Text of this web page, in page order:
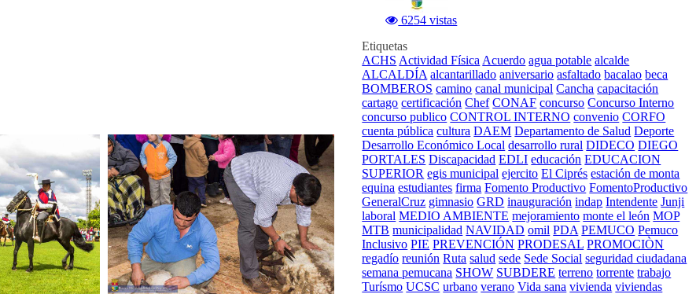
6254 vistas
Etiquetas
ACHS Actividad Física Acuerdo agua potable alcalde
ALCALDÍA alcantarillado aniversario asfaltado bacalao beca
BOMBEROS camino canal municipal Cancha capacitación
cartago certificación Chef CONAF concurso Concurso Interno
concurso publico CONTROL INTERNO convenio CORFO
cuenta pública cultura DAEM Departamento de Salud Deporte
Desarrollo Económico Local desarrollo rural DIDECO DIEGO
PORTALES Discapacidad EDLI educación EDUCACION
SUPERIOR egis municipal ejercito El Ciprés estación de monta
equina estudiantes firma Fomento Productivo FomentoProductivo
GeneralCruz gimnasio GRD inauguración indap Intendente Junji
laboral MEDIO AMBIENTE mejoramiento monte el león MOP
MTB municipalidad NAVIDAD omil PDA PEMUCO Pemuco
Inclusivo PIE PREVENCIÓN PRODESAL PROMOCIÒN
regadío reunión Ruta salud sede Sede Social seguridad ciudadana
semana pemucana SHOW SUBDERE terreno torrente trabajo
Turísmo UCSC urbano verano Vida sana vivienda viviendas